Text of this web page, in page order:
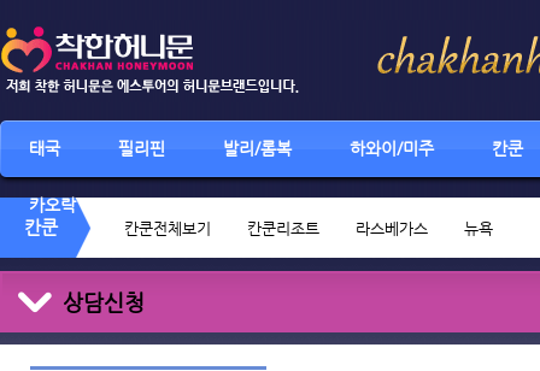
태국 필리핀 발리/롬복 하와이/미주 칸쿤
카오락
칸쿤 칸쿤전체보기 칸쿤리조트 라스베가스 뉴욕
상담신청